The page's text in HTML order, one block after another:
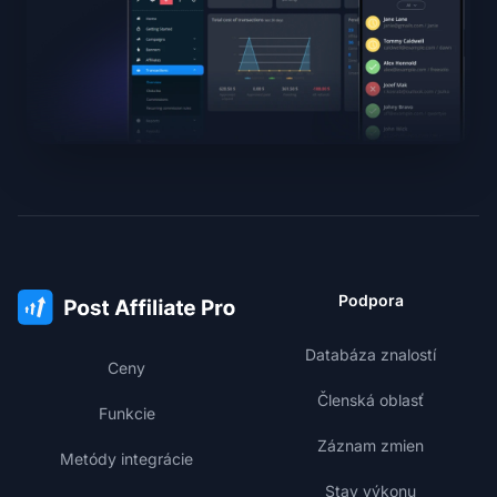
Ceny
Funkcie
Metódy integrácie
Podpora
Databáza znalostí
Členská oblasť
Záznam zmien
Stav výkonu